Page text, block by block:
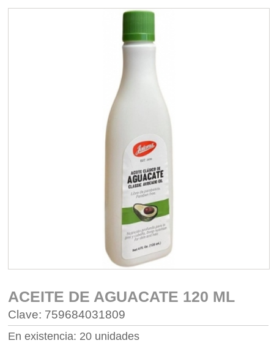
ACEITE DE AGUACATE 120 ML
Clave: 759684031809
En existencia: 20 unidades